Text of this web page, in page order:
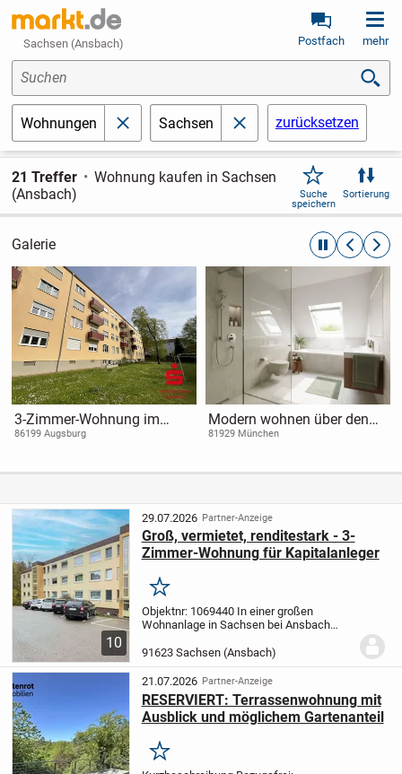
Sachsen (Ansbach) Postfach mehr
Suchen
Wohnungen schließenSachsen schließenzurücksetzen
21 Treffer
Wohnung kaufen in Sachsen
(Ansbach)
Suche
speichern
Sortierung
Galerie automatische
3-Zimmer-Wohnung im
Erbbaurecht
86199 Augsburg
Modern wohnen über den
Dächern - 3-Zimmer-
Aufzug
81929 München
10
29.07.2026 Partner-Anzeige
Groß, vermietet, renditestark - 3-
Zimmer-Wohnung für Kapitalanleger
Merken
Objektnr: 1069440 In einer großen
Wohnanlage in Sachsen bei Ansbach
Wohnung mit einer Wohnfläche von ca.
107 m². Die Wohnung liegt im Bienenweg
14 und eignet...
91623 Sachsen (Ansbach)
21.07.2026 Partner-Anzeige
RESERVIERT: Terrassenwohnung mit
Ausblick und möglichem Gartenanteil
Merken